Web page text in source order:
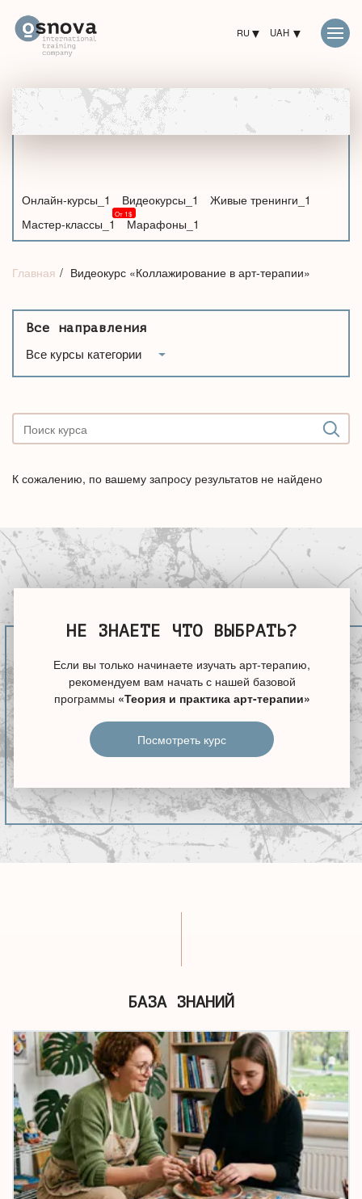
RU UAH
Онлайн-курсы_1 Видеокурсы_1
Живые тренинги_1
Мастер-классы_1
Марафоны_1
Главная Видеокурс «Коллажирование в арт-терапии»
Все направления
Все курсы категории
К сожалению, по вашему запросу результатов не найдено
НЕ ЗНАЕТЕ ЧТО ВЫБРАТЬ?
Если вы только начинаете изучать арт-терапию,
рекомендуем вам начать с нашей базовой
программы «Теория и практика арт-терапии»
Посмотреть курс
БАЗА ЗНАНИЙ